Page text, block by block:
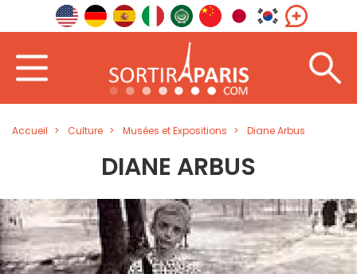
Accueil Culture Musées et Expositions Diane Arbus
DIANE ARBUS